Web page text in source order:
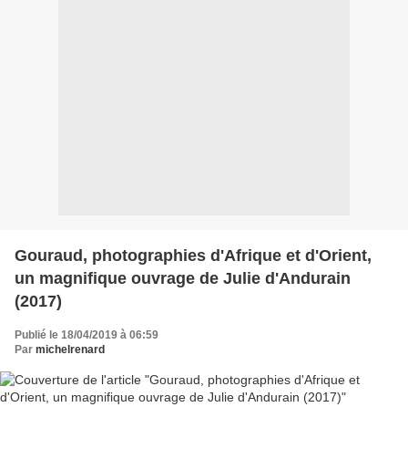
Gouraud, photographies d'Afrique et d'Orient,
un magnifique ouvrage de Julie d'Andurain
(2017)
Publié le 18/04/2019 à 06:59
Par michelrenard